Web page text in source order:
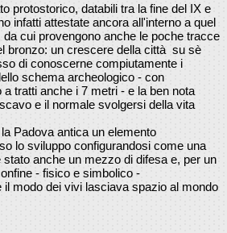
protostorico, databili tra la fine del IX e
infatti attestate ancora all'interno a quel
cui provengono anche le poche tracce
bronzo: un crescere della città su sè
di conoscerne compiutamente i
schema archeologico - con
tratti anche i 7 metri - e la ben nota
e il normale svolgersi della vita
Padova antica un elemento
lo sviluppo configurandosi come una
anche un mezzo di difesa e, per un
- fisico e simbolico -
il modo dei vivi lasciava spazio al mondo